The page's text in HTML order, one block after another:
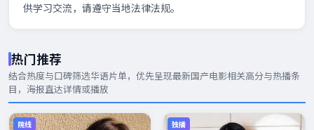
供学习交流，请遵守当地法律法规。
热门推荐
结合热度与口碑筛选华语片单，优先呈现最新国产电影相关高分与热播条
目，海报直达详情或播放
院线 独播